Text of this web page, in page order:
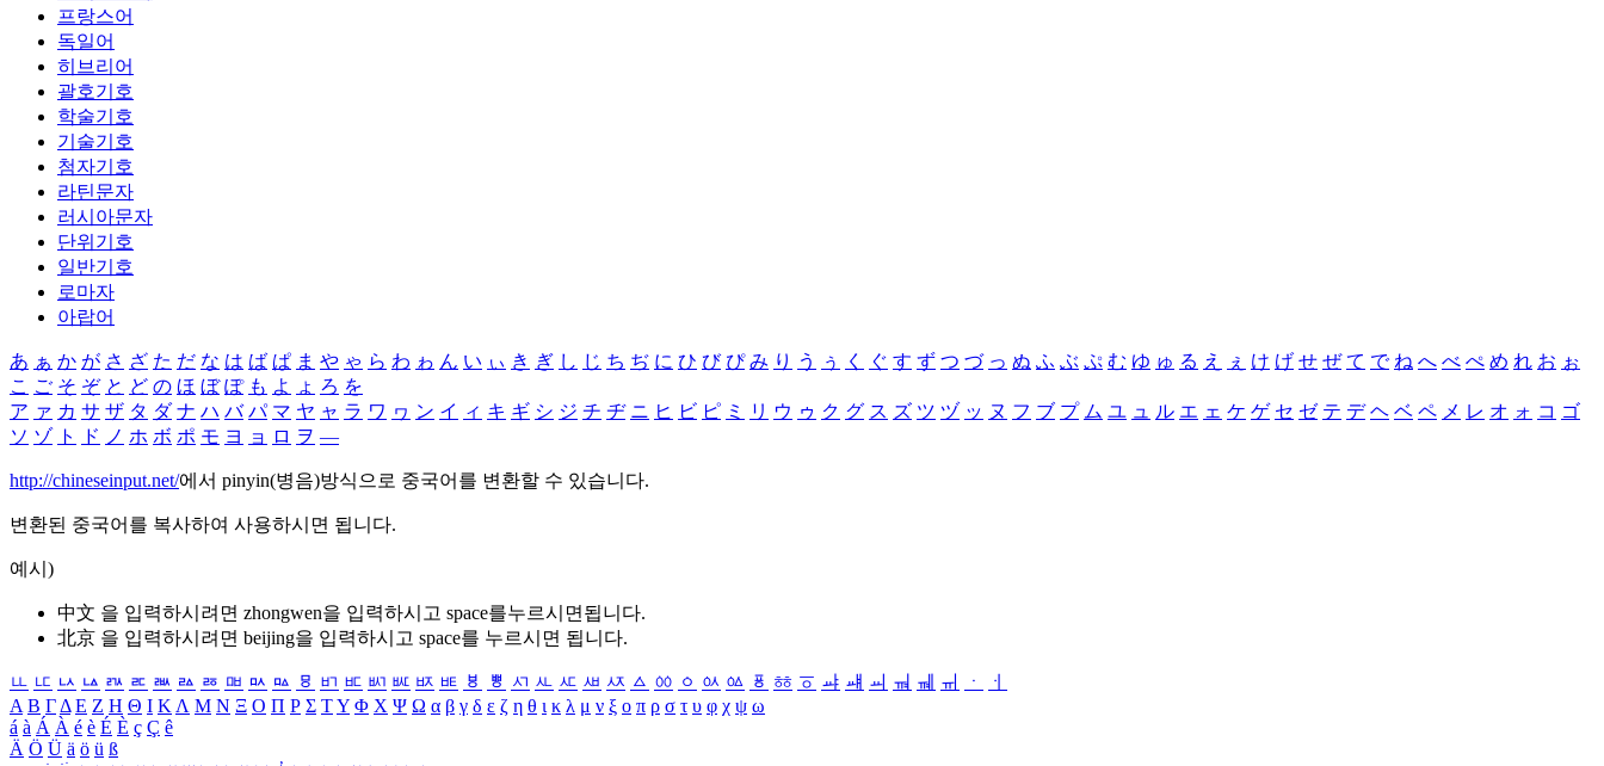
프랑스어
독일어
히브리어
괄호기호
학술기호
기술기호
첨자기호
라틴문자
러시아문자
단위기호
일반기호
로마자
아랍어
あ ぁ か が さ ざ た だ な は ば ぱ ま や ゃ ら わ ゎ ん い ぃ き ぎ し じ ち ぢ に ひ び ぴ み り う ぅ く ぐ す ず つ づ っ ぬ ふ ぶ ぷ む ゆ ゅ る え ぇ け げ せ ぜ て で ね へ べ ぺ め れ お ぉ
こ ご そ ぞ と ど の ほ ぼ ぽ も よ ょ ろ を
ア ァ カ サ ザ タ ダ ナ ハ バ パ マ ヤ ャ ラ ワ ヮ ン イ ィ キ ギ シ ジ チ ヂ ニ ヒ ビ ピ ミ リ ウ ゥ ク グ ス ズ ツ ヅ ッ ヌ フ ブ プ ム ユ ュ ル エ ェ ケ ゲ セ ゼ テ デ ヘ ベ ペ メ レ オ ォ コ ゴ
ソ ゾ ト ド ノ ホ ボ ポ モ ヨ ョ ロ ヲ ―
http://chineseinput.net/에서 pinyin(병음)방식으로 중국어를 변환할 수 있습니다.
변환된 중국어를 복사하여 사용하시면 됩니다.
예시)
中文 을 입력하시려면 zhongwen을 입력하시고 space를누르시면됩니다.
北京 을 입력하시려면 beijing을 입력하시고 space를 누르시면 됩니다.
ㅥ ㅦ ㅧ ㅨ ㅩ ㅪ ㅫ ㅬ ㅭ ㅮ ㅯ ㅰ ㅱ ㅲ ㅳ ㅴ ㅵ ㅶ ㅷ ㅸ ㅹ ㅺ ㅻ ㅼ ㅽ ㅾ ㅿ ㆀ ㆁ ㆂ ㆃ ㆄ ㆅ ㆆ ㆇ ㆈ ㆉ ㆊ ㆋ ㆌ ㆍ
ㆎ
Α Β ΓΔ Ε Ζ Η Θ Ι ΚΛ Μ Ν Ξ Ο Π Ρ Σ ΤΥ Φ Χ Ψ Ω α β γ δ ε ζ η θ ι κ λ μ ν ξ ο π ρ σ τ υ φ χ ψ ω
á à Á À é è É È ç Ç ê
Ä Ö Ü ä ö ü ß